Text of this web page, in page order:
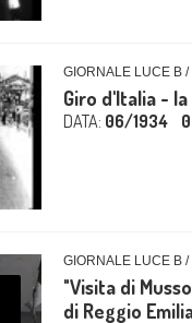
GIORNALE LUCE B
Giro d'Italia -
DATA: 06/1934
GIORNALE LUCE B
"Visita di
di Reggio